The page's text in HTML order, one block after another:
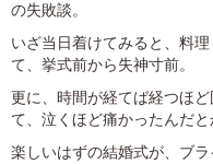
の失敗談。
いざ当日着けてみると、料
て、挙式前から失神寸前。
更に、時間が経てば経つほ
て、泣くほど痛かったんだと
楽しいはずの結婚式が、ブ